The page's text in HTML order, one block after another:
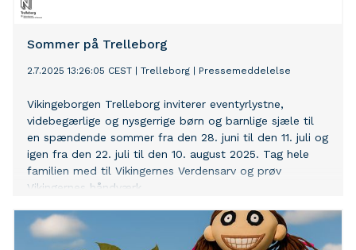
Sommer på Trelleborg
2.7.2025 13:26:05 CEST Trelleborg Pressemeddelelse
Vikingeborgen Trelleborg inviterer eventyrlystne,
videbegærlige og nysgerrige børn og barnlige sjæle til
en spændende sommer fra den 28. juni til den 11. juli og
igen fra den 22. juli til den 10. august 2025. Tag hele
familien med til Vikingernes Verdensarv og prøv
Vikingernes håndværk